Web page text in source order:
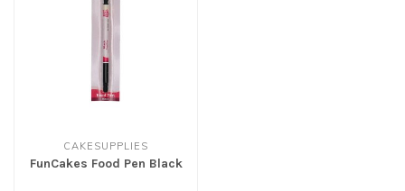
CAKESUPPLIES
FunCakes Food Pen Black